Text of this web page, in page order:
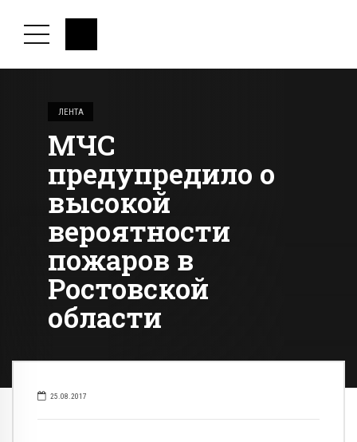
ЛЕНТА
МЧС
предупредило о
высокой
вероятности
пожаров в
Ростовской
области
25.08.2017